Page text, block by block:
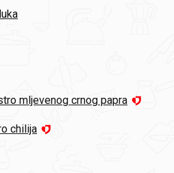
mljevenog crnog papra
chilija